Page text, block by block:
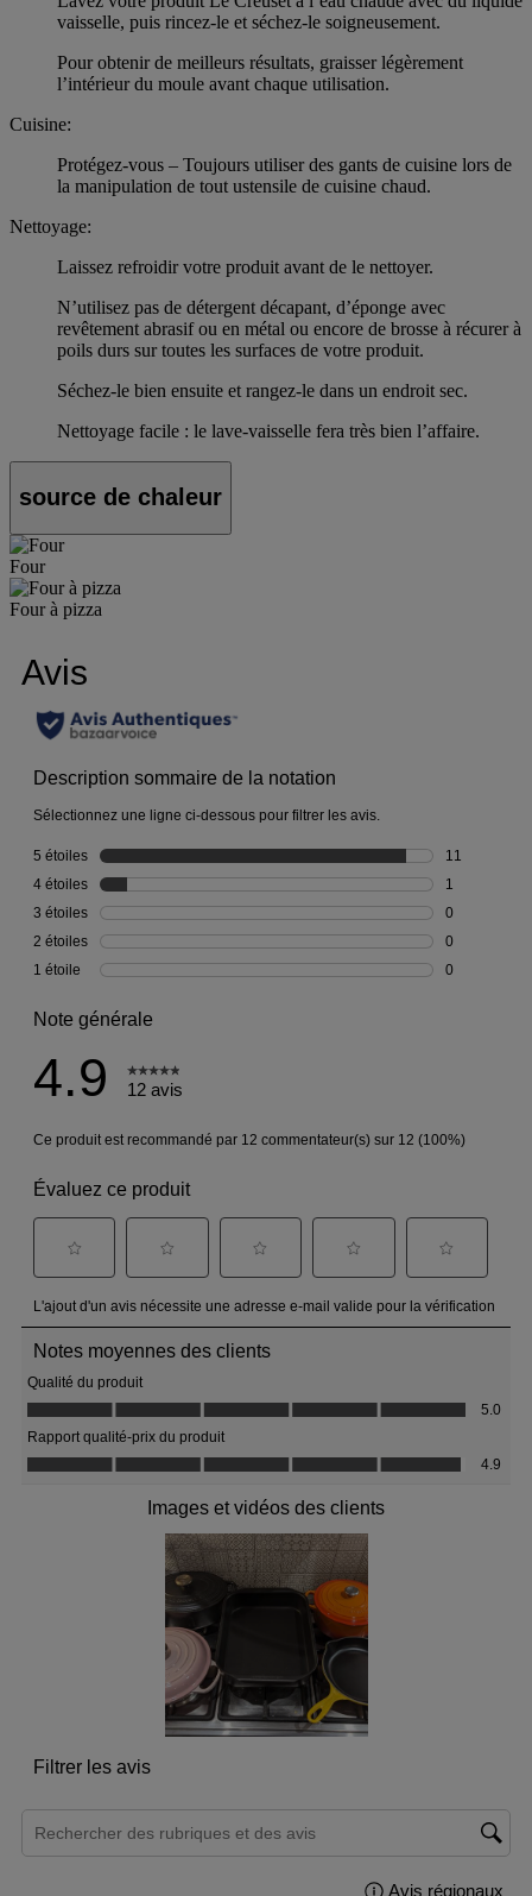
vaisselle, puis rincez-le et séchez-le soigneusement.
Pour obtenir de meilleurs résultats, graisser légèrement
l’intérieur du moule avant chaque utilisation.
Cuisine:
Protégez-vous – Toujours utiliser des gants de cuisine lors de
la manipulation de tout ustensile de cuisine chaud.
Nettoyage:
Laissez refroidir votre produit avant de le nettoyer.
N’utilisez pas de détergent décapant, d’éponge avec
revêtement abrasif ou en métal ou encore de brosse à récurer à
poils durs sur toutes les surfaces de votre produit.
Séchez-le bien ensuite et rangez-le dans un endroit sec.
Nettoyage facile : le lave-vaisselle fera très bien l’affaire.
source de chaleur
Four
Four à pizza